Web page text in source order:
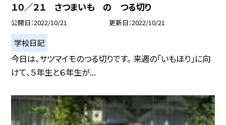
１０／２１ さつまいも の つる切り
公開日 2022/10/21 更新日 2022/10/21
学校日記
今日は、サツマイモのつる切りです。 来週の「いもほり」に向
けて、５年生と６年生が...